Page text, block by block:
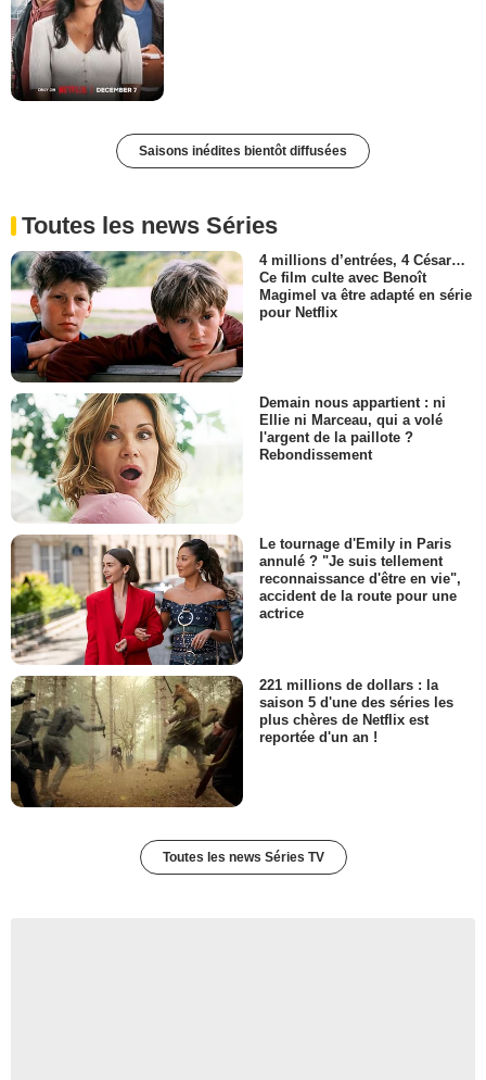
Saisons inédites bientôt diffusées
Toutes les news Séries
4 millions d’entrées, 4 César…
Ce film culte avec Benoît
Magimel va être adapté en série
pour Netflix
Demain nous appartient : ni
Ellie ni Marceau, qui a volé
l'argent de la paillote ?
Rebondissement
Le tournage d'Emily in Paris
annulé ? "Je suis tellement
reconnaissance d'être en vie",
accident de la route pour une
actrice
221 millions de dollars : la
saison 5 d'une des séries les
plus chères de Netflix est
reportée d'un an !
Toutes les news Séries TV